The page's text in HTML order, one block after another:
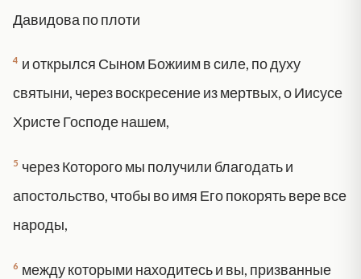
Давидова по плоти
4 и открылся Сыном Божиим в силе, по духу
святыни, через воскресение из мертвых, о Иисусе
Христе Господе нашем,
5 через Которого мы получили благодать и
апостольство, чтобы во имя Его покорять вере все
народы,
6 между которыми находитесь и вы, призванные